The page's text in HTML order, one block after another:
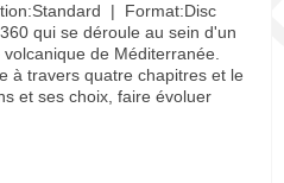
| Format:Disc
qui se déroule au sein d'un
de Méditerranée.
à travers quatre chapitres et le
et ses choix, faire évoluer